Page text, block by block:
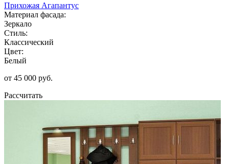
Прихожая Агапантус
Материал фасада:
Зеркало
Стиль:
Классический
Цвет:
Белый
от 45 000 руб.
Рассчитать